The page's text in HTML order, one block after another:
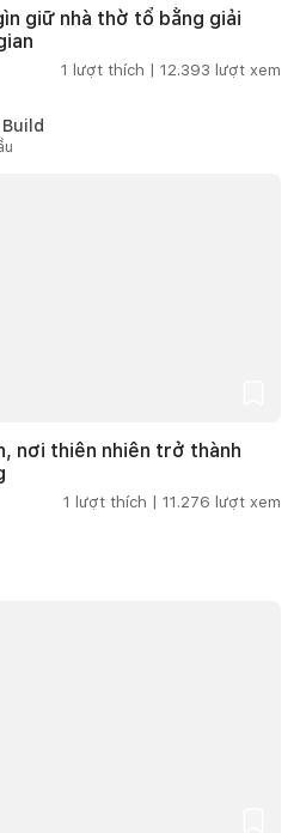
giữ nhà thờ tổ bằng giải
1 lượt thích | 12.393 lượt xem
nơi thiên nhiên trở thành
1 lượt thích | 11.276 lượt xem